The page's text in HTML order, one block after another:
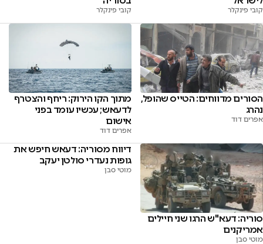
קובי פינקלר קובי פינקלר
הסורים מדווחים: הטייס שהופל,
נהרג
אפרים דוד
מתוך הקו הירוק: ריחף והצטרף
לדעאש; עכשיו עומד בפני
אישום
אפרים דוד
סוריה: דעא''ש הרגו שני חיילים
אמריקנים
מוטי סבן
דיווח מסוריה: דעאש חיפש את
גופות נעדרי סולטן יעקב
מוטי סבן